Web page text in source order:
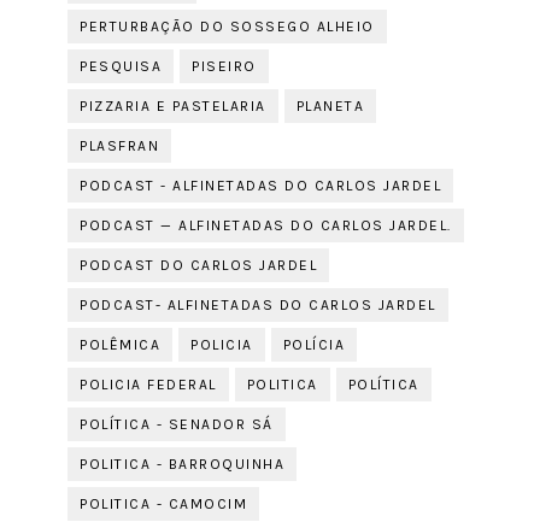
PERTURBAÇÃO DO SOSSEGO ALHEIO
PESQUISA PISEIRO
PIZZARIA E PASTELARIA PLANETA
PLASFRAN
PODCAST - ALFINETADAS DO CARLOS JARDEL
PODCAST — ALFINETADAS DO CARLOS JARDEL.
PODCAST DO CARLOS JARDEL
PODCAST- ALFINETADAS DO CARLOS JARDEL
POLÊMICA POLICIA POLÍCIA
POLICIA FEDERAL POLITICA POLÍTICA
POLÍTICA - SENADOR SÁ
POLITICA - BARROQUINHA
POLITICA - CAMOCIM